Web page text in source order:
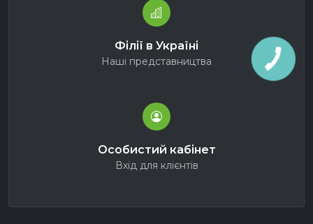
Філії в Україні
Наші представництва
Особистий кабінет
Вхід для клієнтів